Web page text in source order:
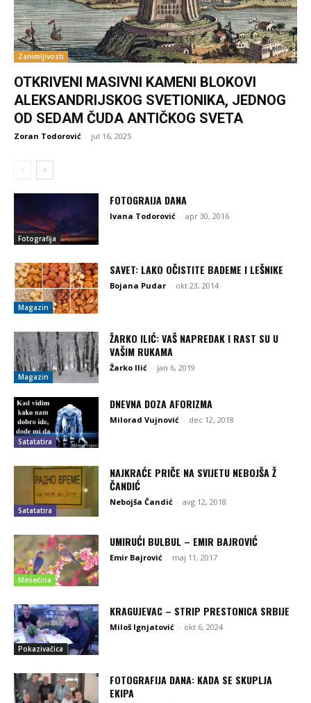
Zanimljivosti
OTKRIVENI MASIVNI KAMENI BLOKOVI
ALEKSANDRIJSKOG SVETIONIKA, JEDNOG
OD SEDAM ČUDA ANTIČKOG SVETA
Zoran Todorović - jul 16, 2025
Fotografija
FOTOGRAIJA DANA
Ivana Todorović - apr 30, 2016
Magazin
SAVET: LAKO OČISTITE BADEME I LEŠNIKE
Bojana Pudar - okt 23, 2014
Magazin
ŽARKO ILIĆ: VAŠ NAPREDAK I RAST SU U
VAŠIM RUKAMA
Žarko Ilić - jan 6, 2019
Satatatira
DNEVNA DOZA AFORIZMA
Milorad Vujnović - dec 12, 2018
Satatatira
NAJKRAĆE PRIČE NA SVIJETU NEBOJŠA Ž
ČANDIĆ
Nebojša Čandić - avg 12, 2018
Mesečina
UMIRUĆI BULBUL – EMIR BAJROVIĆ
Emir Bajrović - maj 11, 2017
Pokazivačica
KRAGUJEVAC – STRIP PRESTONICA SRBIJE
Miloš Ignjatović - okt 6, 2024
FOTOGRAFIJA DANA: KADA SE SKUPLJA
EKIPA